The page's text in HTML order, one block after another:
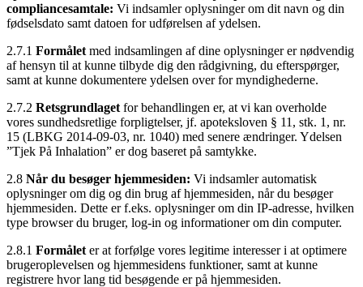
compliancesamtale: Vi indsamler oplysninger om dit navn og din
fødselsdato samt datoen for udførelsen af ydelsen.
2.7.1 Formålet med indsamlingen af dine oplysninger er nødvendig
af hensyn til at kunne tilbyde dig den rådgivning, du efterspørger,
samt at kunne dokumentere ydelsen over for myndighederne.
2.7.2 Retsgrundlaget for behandlingen er, at vi kan overholde
vores sundhedsretlige forpligtelser, jf. apoteksloven § 11, stk. 1, nr.
15 (LBKG 2014-09-03, nr. 1040) med senere ændringer. Ydelsen
”Tjek På Inhalation” er dog baseret på samtykke.
2.8 Når du besøger hjemmesiden: Vi indsamler automatisk
oplysninger om dig og din brug af hjemmesiden, når du besøger
hjemmesiden. Dette er f.eks. oplysninger om din IP-adresse, hvilken
type browser du bruger, log-in og informationer om din computer.
2.8.1 Formålet er at forfølge vores legitime interesser i at optimere
brugeroplevelsen og hjemmesidens funktioner, samt at kunne
registrere hvor lang tid besøgende er på hjemmesiden.